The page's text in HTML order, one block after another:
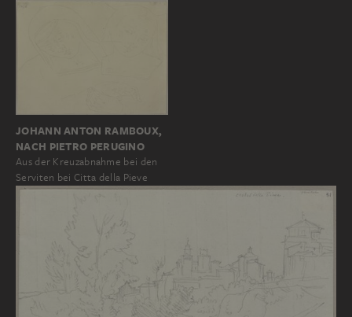
JOHANN ANTON RAMBOUX,
NACH PIETRO PERUGINO
Aus der Kreuzabnahme bei den
Serviten bei Citta della Pieve